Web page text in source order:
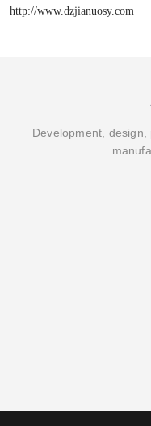
http://www.dzjianuosy.com
Development,